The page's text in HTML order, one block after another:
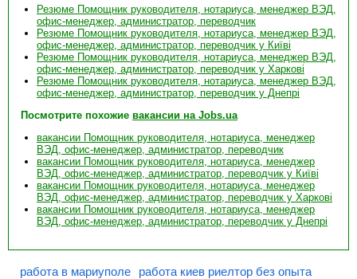
Резюме Помощник руководителя, нотариуса, менеджер ВЭД,
офис-менеджер, администратор, переводчик
Резюме Помощник руководителя, нотариуса, менеджер ВЭД,
офис-менеджер, администратор, переводчик у Київі
Резюме Помощник руководителя, нотариуса, менеджер ВЭД,
офис-менеджер, администратор, переводчик у Харкові
Резюме Помощник руководителя, нотариуса, менеджер ВЭД,
офис-менеджер, администратор, переводчик у Днепрі
Посмотрите похожие вакансии на Jobs.ua
вакансии Помощник руководителя, нотариуса, менеджер
ВЭД, офис-менеджер, администратор, переводчик
вакансии Помощник руководителя, нотариуса, менеджер
ВЭД, офис-менеджер, администратор, переводчик у Київі
вакансии Помощник руководителя, нотариуса, менеджер
ВЭД, офис-менеджер, администратор, переводчик у Харкові
вакансии Помощник руководителя, нотариуса, менеджер
ВЭД, офис-менеджер, администратор, переводчик у Днепрі
работа в мариуполе
работа киев риелтор без опыта